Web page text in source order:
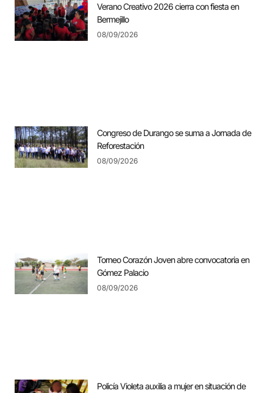
Verano Creativo 2026 cierra con fiesta en
Bermejillo
08/09/2026
Congreso de Durango se suma a Jornada de
Reforestación
08/09/2026
Torneo Corazón Joven abre convocatoria en
Gómez Palacio
08/09/2026
Policía Violeta auxilia a mujer en situación de